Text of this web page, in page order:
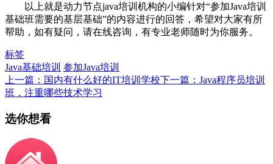
以上就是动力节点java培训机构的小编针对“参加Java培训
基础班需要的基层基础”的内容进行的回答，希望对大家有所
帮助，如有疑问，请在线咨询，有专业老师随时为你服务。
标签
Java基础培训 参加Java培训
上一篇：国内有什么好的IT培训学校下一篇：Java程序员培训
班，注重哪些技术学习
选你想看